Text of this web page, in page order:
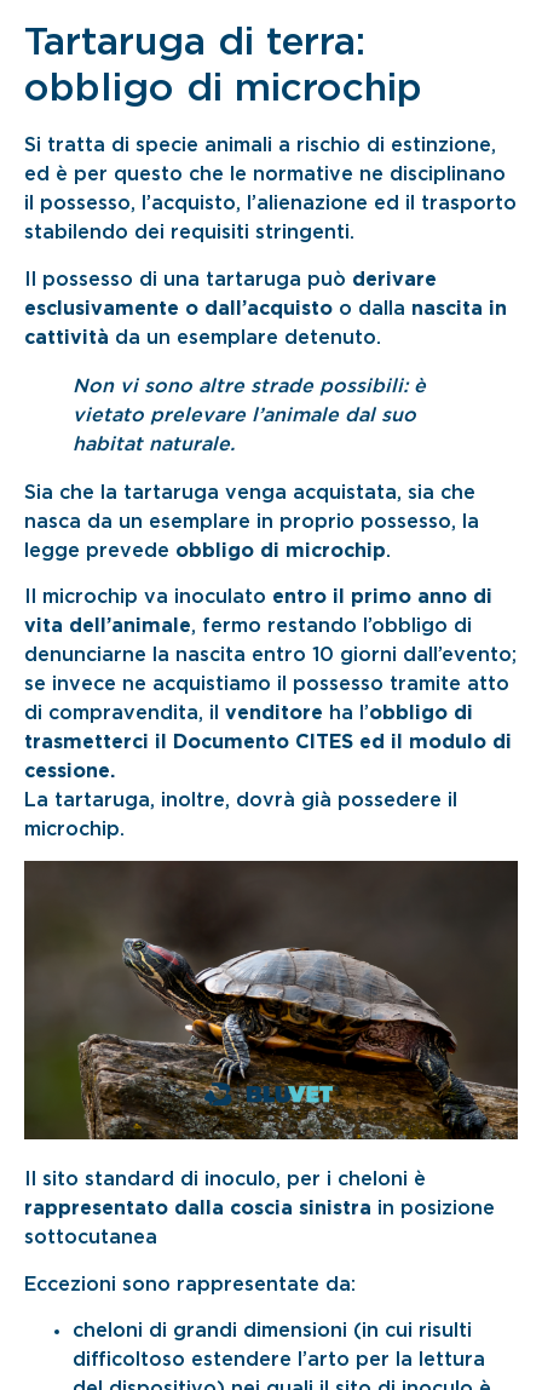
Tartaruga di terra:
obbligo di microchip
Si tratta di specie animali a rischio di estinzione,
ed è per questo che le normative ne disciplinano
il possesso, l’acquisto, l’alienazione ed il trasporto
stabilendo dei requisiti stringenti.
Il possesso di una tartaruga può derivare
esclusivamente o dall’acquisto o dalla nascita in
cattività da un esemplare detenuto.
Non vi sono altre strade possibili: è
vietato prelevare l’animale dal suo
habitat naturale.
Sia che la tartaruga venga acquistata, sia che
nasca da un esemplare in proprio possesso, la
legge prevede obbligo di microchip.
Il microchip va inoculato entro il primo anno di
vita dell’animale, fermo restando l’obbligo di
denunciarne la nascita entro 10 giorni dall’evento;
se invece ne acquistiamo il possesso tramite atto
di compravendita, il
venditore ha l’obbligo di
trasmetterci il Documento CITES ed il modulo di
cessione.
La tartaruga, inoltre, dovrà già possedere il
microchip.
Il sito standard di inoculo, per i cheloni è
rappresentato dalla coscia sinistra in posizione
sottocutanea
Eccezioni sono rappresentate da:
cheloni di grandi dimensioni (in cui risulti
difficoltoso estendere l’arto per la lettura